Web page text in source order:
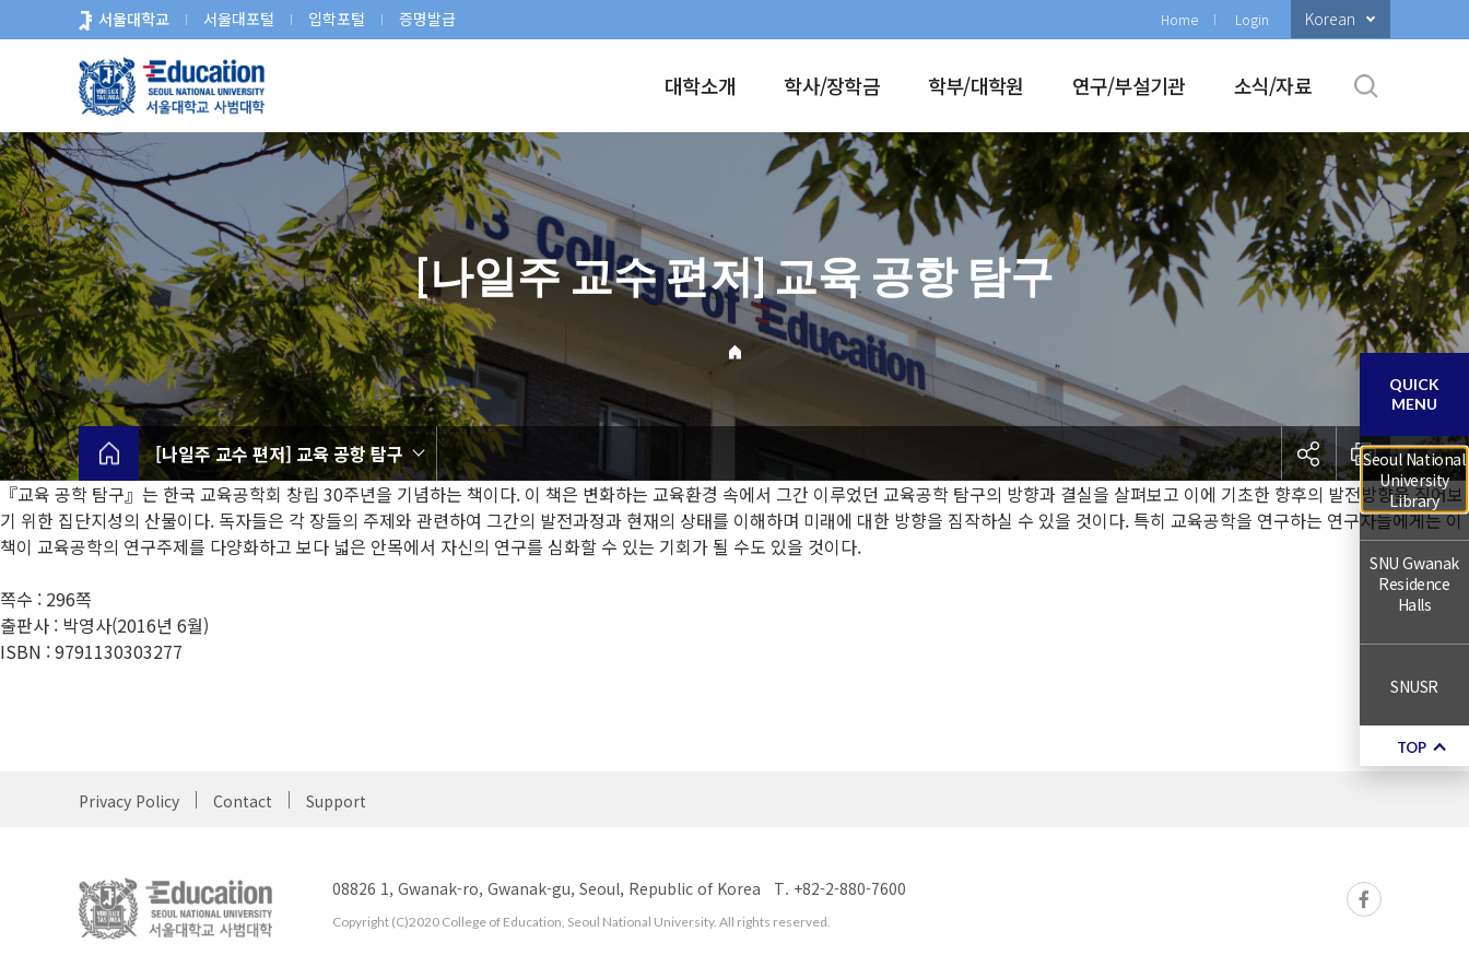
로
뉴
서울대학교 서울대포털 입학포털 증명발급 Home Login Korean
대학소개 학사/장학금 학부/대학원 연구/부설기관 소식/자료
[나일주 교수 편저] 교육 공항 탐구
[나일주 교수 편저] 교육 공항 탐구
『교육 공학 탐구』는 한국 교육공학회 창립 30주년을 기념하는 책이다. 이 책은 변화하는 교육환경 속에서 그간 이루었던 교육공학 탐구의 방향과 결실을 살펴보고 이에 기초한 향후의 발전방향을 짚어보
기 위한 집단지성의 산물이다. 독자들은 각 장들의 주제와 관련하여 그간의 발전과정과 현재의 상태를 이해하며 미래에 대한 방향을 짐작하실 수 있을 것이다. 특히 교육공학을 연구하는 연구자들에게는 이
책이 교육공학의 연구주제를 다양화하고 보다 넓은 안목에서 자신의 연구를 심화할 수 있는 기회가 될 수도 있을 것이다.
쪽수 : 296쪽
출판사 : 박영사(2016년 6월)
ISBN : 9791130303277
Privacy Policy Contact Support
08826 1, Gwanak-ro, Gwanak-gu, Seoul, Republic of Korea T. +82-2-880-7600
Copyright (C)2020 College of Education, Seoul National University. All rights reserved.
QUICK
MENU
Seoul National
University
Library
SNU Gwanak
Residence
Halls
SNUSR
TOP